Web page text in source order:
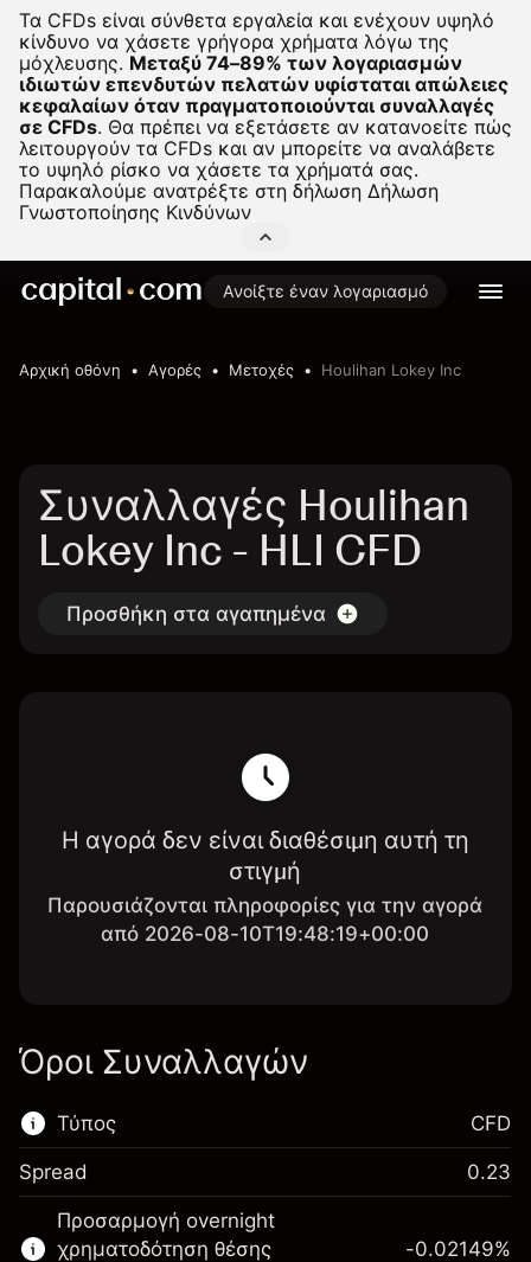
Τα CFDs είναι σύνθετα εργαλεία και ενέχουν υψηλό
κίνδυνο να χάσετε γρήγορα χρήματα λόγω της
μόχλευσης. Μεταξύ 74–89% των λογαριασμών
ιδιωτών επενδυτών πελατών υφίσταται απώλειες
κεφαλαίων όταν πραγματοποιούνται συναλλαγές
σε CFDs. Θα πρέπει να εξετάσετε αν κατανοείτε πώς
λειτουργούν τα CFDs και αν μπορείτε να αναλάβετε
το υψηλό ρίσκο να χάσετε τα χρήματά σας.
Παρακαλούμε ανατρέξτε στη δήλωση Δήλωση
Γνωστοποίησης Κινδύνων
Ανοίξτε έναν λογαριασμό
Αρχική οθόνη Αγορές Μετοχές Houlihan Lokey Inc
Συναλλαγές Houlihan
Lokey Inc - HLI CFD
Προσθήκη στα αγαπημένα
Η αγορά δεν είναι διαθέσιμη αυτή τη
στιγμή
Παρουσιάζονται πληροφορίες για την αγορά
από 2026-08-10T19:48:19+00:00
Όροι Συναλλαγών
Τύπος
Αυτή η χρηματοπιστωτική αγορά είναι
διαθέσιμη για διαπραγμάτευση CFD.
CFD
Spread 0.23
Προσαρμογή overnight
χρηματοδότηση θέσης
-0.02149%